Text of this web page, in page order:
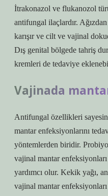
İtrakonazol ve flukanozol
antifungal ilaçlardır.
karışır ve cilt ve vajinal
Dış genital bölgede tahriş
kremleri de tedaviye
Vajinada
Antifungal özellikleri
mantar enfeksiyonlarını
yöntemlerden biridir.
vajinal mantar
yardımcı olur. Kekik yağı,
vajinal mantar